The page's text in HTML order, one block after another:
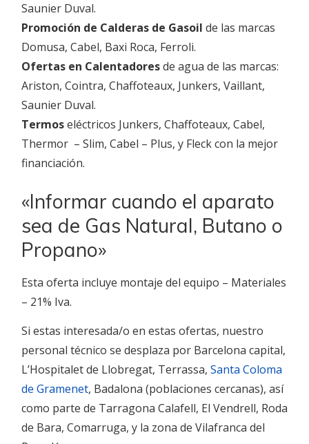
Saunier Duval.
Promoción de Calderas de Gasoil de las marcas
Domusa, Cabel, Baxi Roca, Ferroli.
Ofertas en Calentadoresde agua de las marcas:
Ariston, Cointra, Chaffoteaux, Junkers, Vaillant,
Saunier Duval.
Termoseléctricos Junkers, Chaffoteaux, Cabel,
Thermor – Slim, Cabel – Plus, y Fleck con la mejor
financiación.
«Informar cuando el aparato
sea de Gas Natural, Butano o
Propano»
Esta oferta incluye montaje del equipo – Materiales
– 21% Iva.
Si estas interesada/o en estas ofertas, nuestro
personal técnico se desplaza por Barcelona capital,
L’Hospitalet de Llobregat, Terrassa, Santa Coloma
de Gramenet, Badalona (poblaciones cercanas), así
como parte de Tarragona Calafell, El Vendrell, Roda
de Bara, Comarruga, y la zona de Vilafranca del